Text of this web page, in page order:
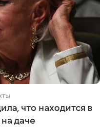
что находится в
даче